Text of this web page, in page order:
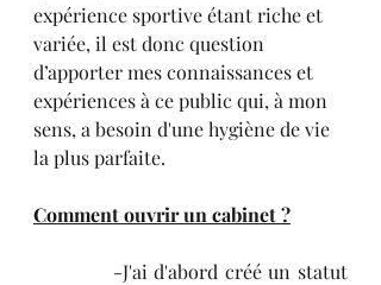
expérience sportive étant riche et
variée, il est donc question
d’apporter mes connaissances et
expériences à ce public qui, à mon
sens, a besoin d'une hygiène de vie
la plus parfaite.
Comment ouvrir un cabinet ?